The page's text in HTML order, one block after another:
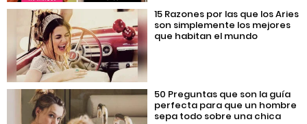
15 Razones por las que los Aries
son simplemente los mejores
que habitan el mundo
50 Preguntas que son la guía
perfecta para que un hombre
sepa todo sobre una chica